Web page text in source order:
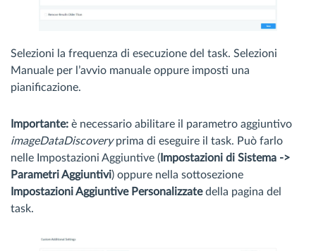
Selezioni la frequenza di esecuzione del task. Selezioni
Manuale per l’avvio manuale oppure imposti una
pianificazione.
Importante: è necessario abilitare il parametro aggiuntivo
imageDataDiscoveryprima di eseguire il task. Può farlo
nelle Impostazioni Aggiuntive ( Impostazioni di Sistema ->
Parametri Aggiuntivi) oppure nella sottosezione
Impostazioni Aggiuntive Personalizzatedella pagina del
task.